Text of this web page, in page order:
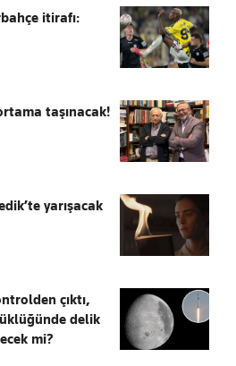
itirafı:
taşınacak!
yarışacak
çıktı,
delik
mi?